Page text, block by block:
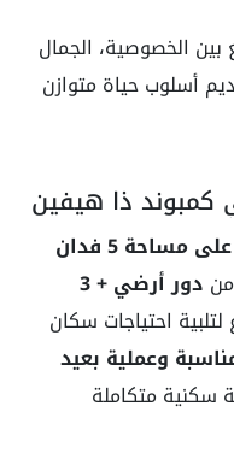
الخصوصية، الجمال
أسلوب حياة متوازن
كمبوند ذا هيفين
على مساحة 5 فدان
دور أرضي + 3
احتياجات سكان
وعملية بعيد
سكنية متكاملة